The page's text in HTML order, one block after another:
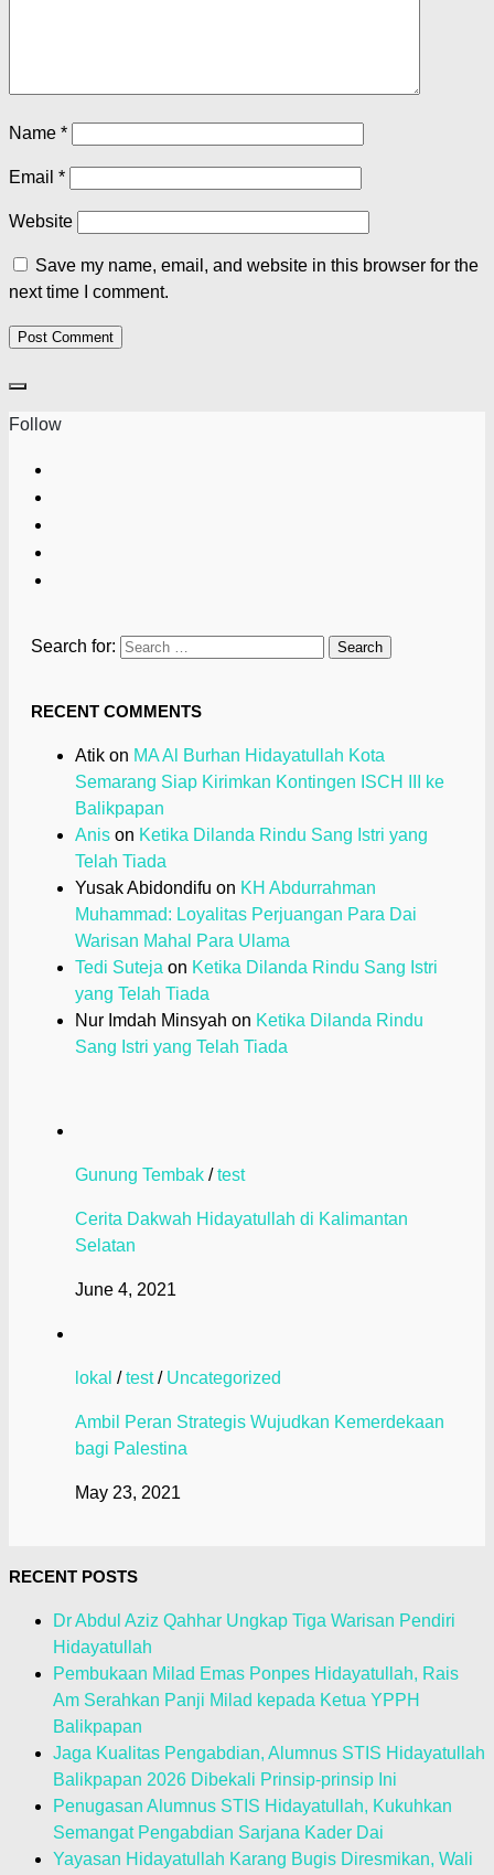
Name *
Email *
Website
Save my name, email, and website in this browser for the
next time I comment.
Follow
Search for:
RECENT COMMENTS
Atik on MA Al Burhan Hidayatullah Kota
Semarang Siap Kirimkan Kontingen ISCH III ke
Balikpapan
Anis on Ketika Dilanda Rindu Sang Istri yang
Telah Tiada
Yusak Abidondifu on KH Abdurrahman
Muhammad: Loyalitas Perjuangan Para Dai
Warisan Mahal Para Ulama
Tedi Suteja on Ketika Dilanda Rindu Sang Istri
yang Telah Tiada
Nur Imdah Minsyah on Ketika Dilanda Rindu
Sang Istri yang Telah Tiada
Gunung Tembak /test
Cerita Dakwah Hidayatullah di Kalimantan
Selatan
June 4, 2021
lokal /test/ Uncategorized
Ambil Peran Strategis Wujudkan Kemerdekaan
bagi Palestina
May 23, 2021
RECENT POSTS
Dr Abdul Aziz Qahhar Ungkap Tiga Warisan Pendiri
Hidayatullah
Pembukaan Milad Emas Ponpes Hidayatullah, Rais
Am Serahkan Panji Milad kepada Ketua YPPH
Balikpapan
Jaga Kualitas Pengabdian, Alumnus STIS Hidayatullah
Balikpapan 2026 Dibekali Prinsip-prinsip Ini
Penugasan Alumnus STIS Hidayatullah, Kukuhkan
Semangat Pengabdian Sarjana Kader Dai
Yayasan Hidayatullah Karang Bugis Diresmikan, Wali